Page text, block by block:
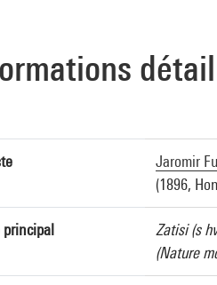
Jaromir
(1896,
principal
Zatisi (s
(Nature